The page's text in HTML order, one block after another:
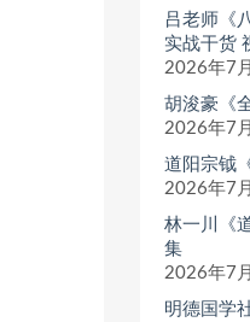
吕老师《
实战干货
2026年7
胡浚豪《
2026年7
道阳宗钺
2026年7
林一川《
集
2026年7
明德国学